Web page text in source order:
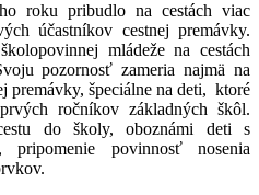
roku pribudlo na cestách viac
účastníkov cestnej premávky.
mládeže na cestách
pozornosť zameria najmä na
premávky, špeciálne na deti, ktoré
ročníkov základných škôl.
do školy, oboznámi deti s
pripomenie povinnosť nosenia